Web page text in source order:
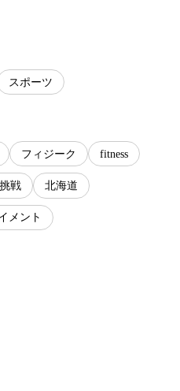
スポーツ
フィジーク fitness
挑戦 北海道
メント